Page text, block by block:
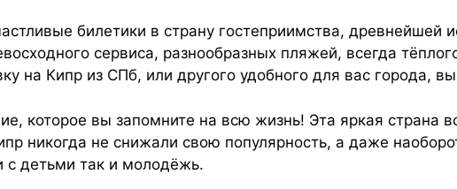
билетики в страну гостеприимства, древнейшей
сервиса, разнообразных пляжей, всегда
на Кипр из СПб, или другого удобного для вас города,
которое вы запомните на всю жизнь! Эта яркая страна
никогда не снижали свою популярность, а даже
с детьми так и молодёжь.